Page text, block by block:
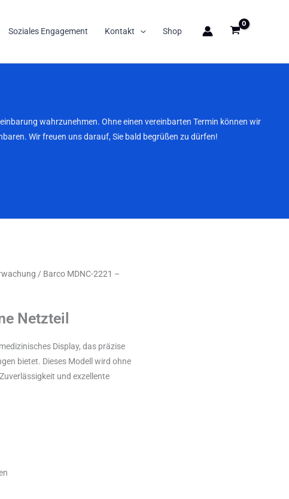
Soziales Engagement Kontakt Shop
wahrzunehmen. Ohne einen vereinbarten Termin können wir
Wir freuen uns darauf, Sie bald begrüßen zu dürfen!
/ Barco MDNC-2221 –
Netzteil
Display, das präzise
bietet. Dieses Modell wird ohne
und exzellente